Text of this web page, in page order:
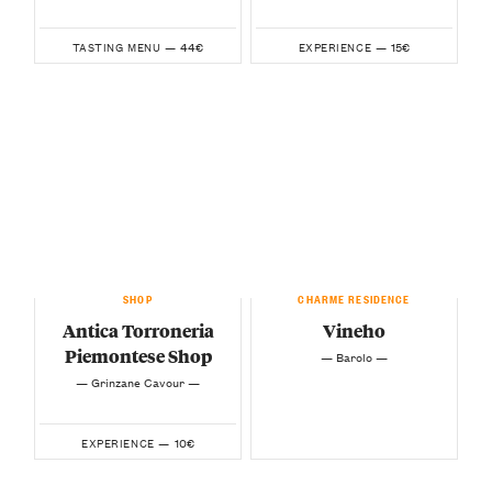
TASTING MENU — 44€ EXPERIENCE — 15€
SHOP
Antica Torroneria
Piemontese Shop
— Grinzane Cavour —
EXPERIENCE — 10€
CHARME RESIDENCE
Vineho
— Barolo —